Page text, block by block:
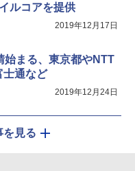
ルコアを提供
2019年12月17日
始まる、東京都やNTT
士通など
2019年12月24日
を見る